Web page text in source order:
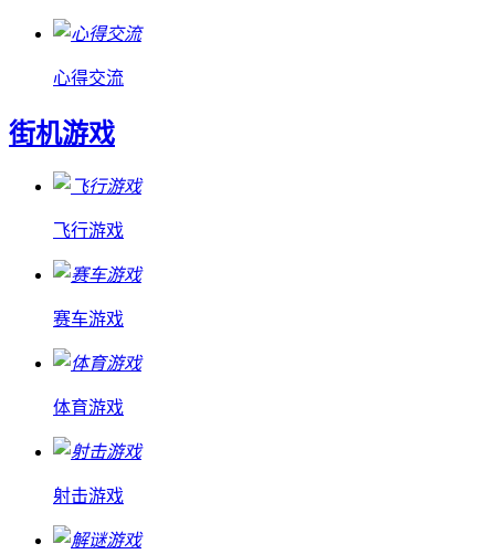
心得交流
街机游戏
飞行游戏
赛车游戏
体育游戏
射击游戏